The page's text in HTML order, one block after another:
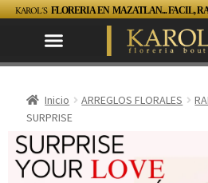
KAROL´S FLORERIA EN MAZATLAN... FACIL,
Inicio ARREGLOS FLORALES
SURPRISE